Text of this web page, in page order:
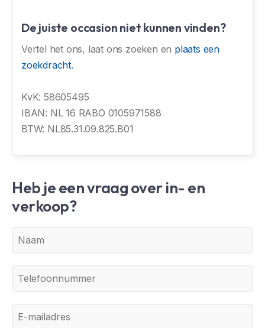
De juiste occasion niet kunnen vinden?
Vertel het ons, laat ons zoeken en plaats een
zoekdracht.
KvK: 58605495
IBAN: NL 16 RABO 0105971588
BTW: NL85.31.09.825.B01
Heb je een vraag over in- en
verkoop?